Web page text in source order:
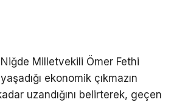
Niğde Milletvekili Ömer Fethi
ekonomik çıkmazın
uzandığını belirterek, geçen